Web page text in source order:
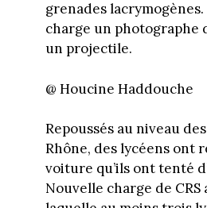
grenades
charge un photographe
un projectile.
@ Houcine Haddouche
Repoussés au niveau
Rhône, des lycéens ont
voiture qu’ils ont tenté
Nouvelle charge de CRS